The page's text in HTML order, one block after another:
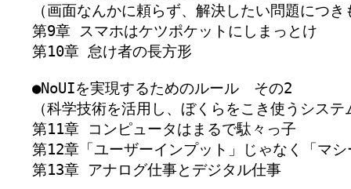
（画面なんかに頼らず、解決したい問題につ
第9章 スマホはケツポケットにしまっとけ
第10章 怠け者の長方形
●NoUIを実現するためのルール　その2
（科学技術を活用し、ぼくらをこき使うシス
第11章 コンピュータはまるで駄々っ子
第12章「ユーザーインプット」じゃなく「マ
第13章 アナログ仕事とデジタル仕事